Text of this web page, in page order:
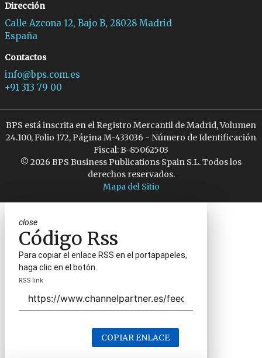
Dirección
Calle Azcona 12, Bajo B, 28028 Madrid
España
Contactos
info@bps.com.es
+91 313 79 00
BPS está inscrita en el Registro Mercantil de Madrid, Volumen
24.100, Folio 172, Página M-433036 - Número de Identificación
Fiscal: B-85062503
© 2026 BPS Business Publications Spain S.L. Todos los
derechos reservados.
Mapa del Sitio
close
Código Rss
Para copiar el enlace RSS en el portapapeles,
haga clic en el botón.
RSS link
COPIAR ENLACE